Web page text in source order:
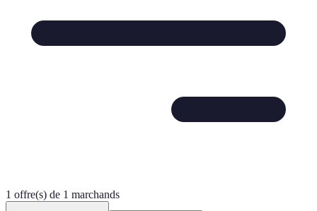
1 offre(s) de 1 marchands